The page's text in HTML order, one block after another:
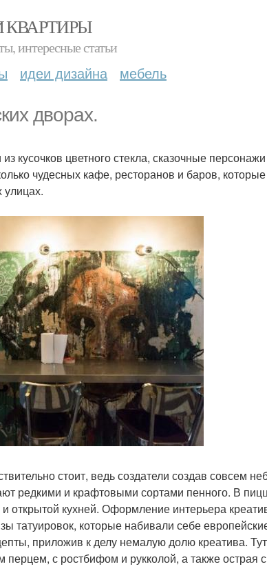
КВАРТИРЫ
интересные статьи
идеи дизайна мебель
дворах.
кусочков цветного стекла, сказочные
чудесных кафе, ресторанов и баров,
улицах.
стоит, ведь создатели создав совсем
редкими и крафтовыми сортами пенного. В
открытой кухней. Оформление интерьера
татуировок, которые набивали себе
приложив к делу немалую долю креатива.
с ростбифом и рукколой, а также острая